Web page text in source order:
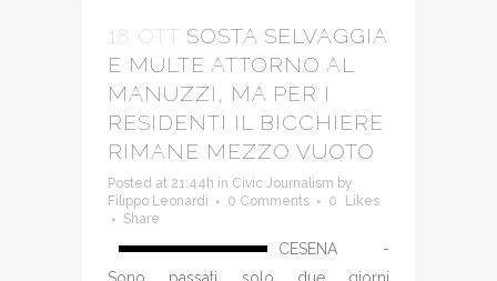
18 OTT SOSTA SELVAGGIA
E MULTE ATTORNO AL
MANUZZI, MA PER I
RESIDENTI IL BICCHIERE
RIMANE MEZZO VUOTO
Posted at 21:44h in Civic Journalism by
Filippo Leonardi
0 Comments 0
Likes
Share
CESENA -